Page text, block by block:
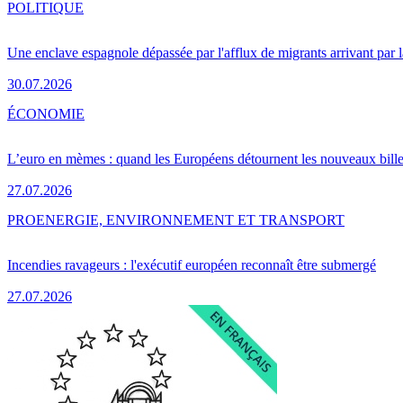
Une enclave espagnole dépassée par l'afflux de migrants arrivant par
30.07.2026
POLITIQUE
L’euro en mèmes : quand les Européens détournent les nouveaux
27.07.2026
ÉCONOMIE
Incendies ravageurs : l'exécutif européen reconnaît être submergé
27.07.2026
PROENERGIE, ENVIRONNEMENT ET TRANSPORT